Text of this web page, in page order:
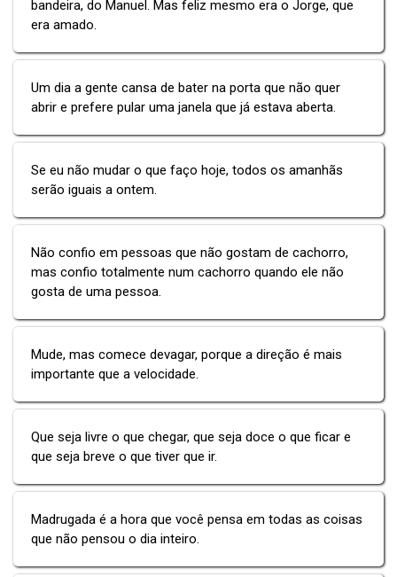
bandeira, do Manuel. Mas feliz mesmo era o Jorge, que
era amado.
Um dia a gente cansa de bater na porta que não quer
abrir e prefere pular uma janela que já estava aberta.
Se eu não mudar o que faço hoje, todos os amanhãs
serão iguais a ontem.
Não confio em pessoas que não gostam de cachorro,
mas confio totalmente num cachorro quando ele não
gosta de uma pessoa.
Mude, mas comece devagar, porque a direção é mais
importante que a velocidade.
Que seja livre o que chegar, que seja doce o que ficar e
que seja breve o que tiver que ir.
Madrugada é a hora que você pensa em todas as coisas
que não pensou o dia inteiro.